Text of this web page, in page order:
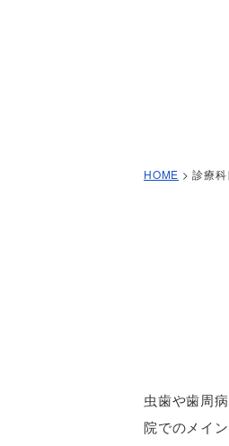
HOME >診療科
虫歯や歯周
院でのメイ